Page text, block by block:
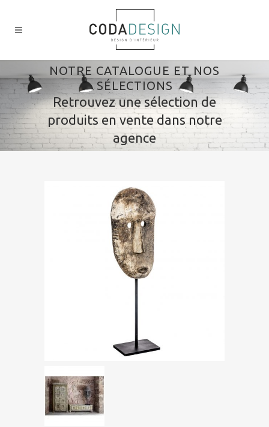
NOTRE CATALOGUE ET NOS
SÉLECTIONS
Retrouvez une sélection de
produits en vente dans notre
agence